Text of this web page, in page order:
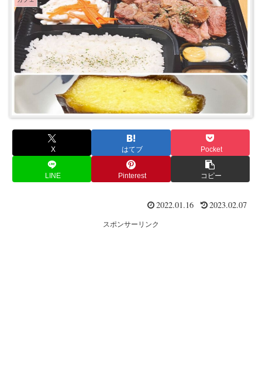
X はてブ Pocket
LINE Pinterest コピー
2022.01.16 2023.02.07
スポンサーリンク